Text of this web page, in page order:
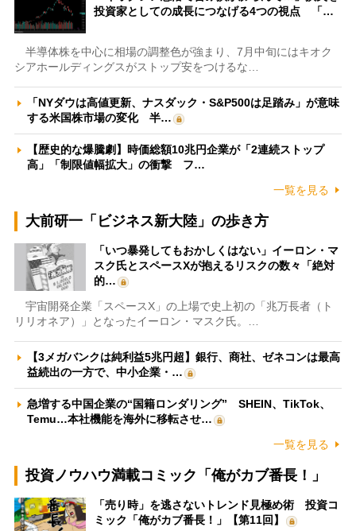
投資家としての成長につなげる4つの視点 「…
半導体株を中心に相場の調整色が強まり、7月中旬にはキオク
シアホールディングスがストップ安をつけるな…
「NYダウは高値更新、ナスダック・S&P500は足踏み」が意味
する米国株市場の変化 半…
【歴史的な爆騰劇】時価総額10兆円企業が「2連続ストップ
高」「制限値幅拡大」の衝撃 フ…
一覧を見る
大前研一「ビジネス新大陸」の歩き方
「いつ暴発してもおかしくはない」イーロン・マ
スク氏とスペースXが抱えるリスクの数々「絶対
的…
宇宙開発企業「スペースX」の上場で史上初の「兆万長者（ト
リリオネア）」となったイーロン・マスク氏。…
【3メガバンクは純利益5兆円超】銀行、商社、ゼネコンは最高
益続出の一方で、中小企業・…
急増する中国企業の“国籍ロンダリング” SHEIN、TikTok、
Temu…本社機能を海外に移転させ…
一覧を見る
投資ノウハウ満載コミック「俺がカブ番長！」
「売り時」を逃さないトレンド見極め術 投資コ
ミック「俺がカブ番長！」【第11回】